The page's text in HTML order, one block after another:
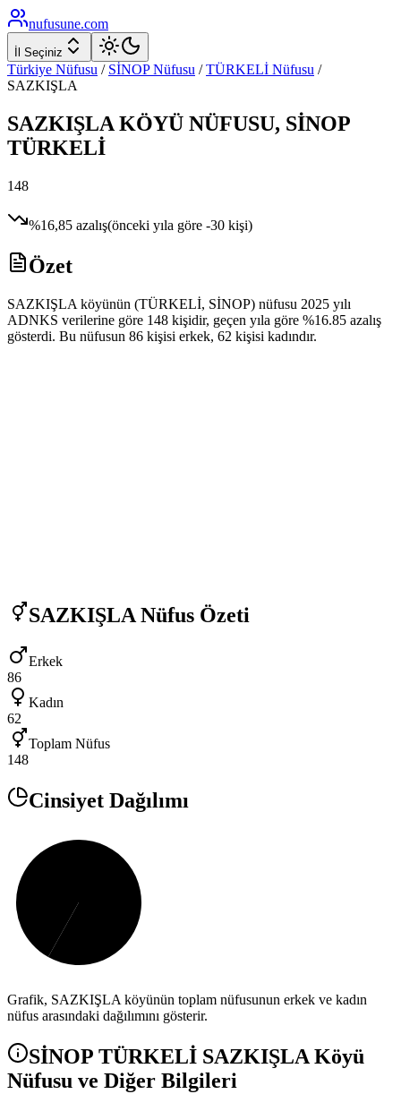
nufusune.com
İl Seçiniz
Türkiye Nüfusu / SİNOPNüfusu / TÜRKELİ Nüfusu /
SAZKIŞLA
SAZKIŞLA KÖYÜ NÜFUSU, SİNOP
TÜRKELİ
148
%16,85 azalış(önceki yıla göre -30 kişi)
Özet
SAZKIŞLA köyünün (TÜRKELİ, SİNOP) nüfusu 2025 yılı
ADNKS verilerine göre 148 kişidir, geçen yıla göre %16.85 azalış
gösterdi. Bu nüfusun 86 kişisi erkek, 62 kişisi kadındır.
SAZKIŞLA Nüfus Özeti
Erkek
86
Kadın
62
Toplam Nüfus
148
Cinsiyet Dağılımı
Grafik, SAZKIŞLA köyünün toplam nüfusunun erkek ve kadın
nüfus arasındaki dağılımını gösterir.
SİNOP TÜRKELİ SAZKIŞLA Köyü
Nüfusu ve Diğer Bilgileri